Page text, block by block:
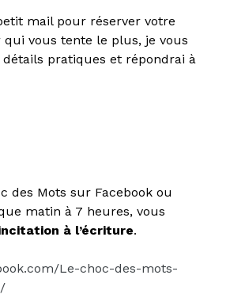
mail pour réserver votre
vous tente le plus, je vous
pratiques et répondrai à
des Mots sur Facebook ou
matin à 7 heures, vous
à l’écriture.
Le-choc-des-mots-